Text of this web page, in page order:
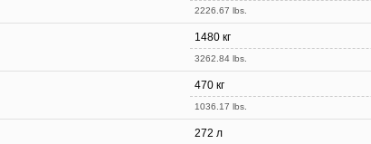
2226.67 lbs.
1480 кг
3262.84 lbs.
470 кг
1036.17 lbs.
272 л